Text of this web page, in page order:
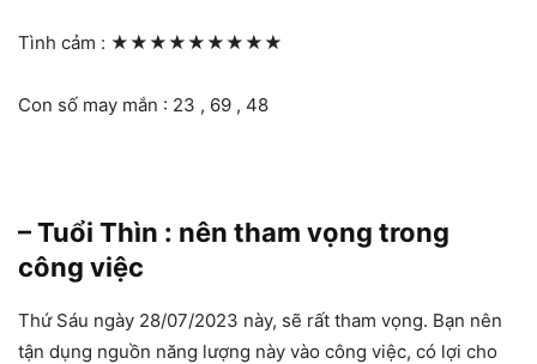
Tình cảm : ★★★★★★★★★
Con số may mắn : 23 , 69 , 48
– Tuổi Thìn : nên tham vọng trong
công việc
Thứ Sáu ngày 28/07/2023 này, sẽ rất tham vọng. Bạn nên
tận dụng nguồn năng lượng này vào công việc, có lợi cho